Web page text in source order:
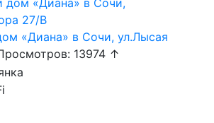
«Диана» в Сочи, ул.Лысая
13974 ↑